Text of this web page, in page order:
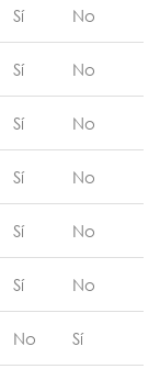
Sí No
Sí No
Sí No
Sí No
Sí No
Sí No
No Sí